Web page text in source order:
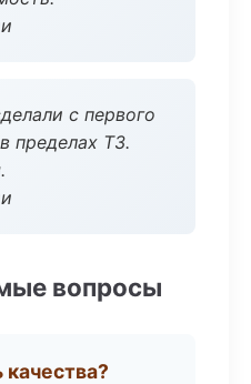
с первого
пределах ТЗ.
вопросы
качества?